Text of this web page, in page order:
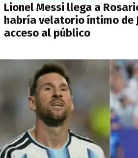
Lionel Messi llega a
habría velatorio íntimo de
acceso al público